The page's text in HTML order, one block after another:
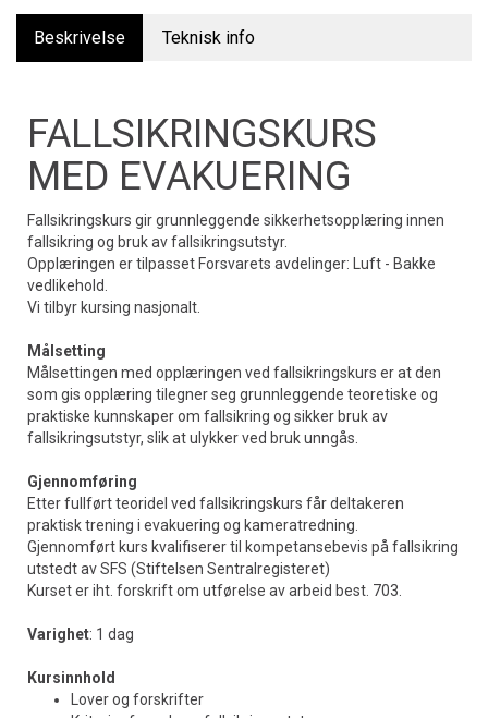
Beskrivelse Teknisk info
FALLSIKRINGSKURS
MED EVAKUERING
Fallsikringskurs gir grunnleggende sikkerhetsopplæring innen
fallsikring og bruk av fallsikringsutstyr.
Opplæringen er tilpasset Forsvarets avdelinger: Luft - Bakke
vedlikehold.
Vi tilbyr kursing nasjonalt.
Målsetting
Målsettingen med opplæringen ved fallsikringskurs er at den
som gis opplæring tilegner seg grunnleggende teoretiske og
praktiske kunnskaper om fallsikring og sikker bruk av
fallsikringsutstyr, slik at ulykker ved bruk unngås.
Gjennomføring
Etter fullført teoridel ved fallsikringskurs får deltakeren
praktisk trening i evakuering og kameratredning.
Gjennomført kurs kvalifiserer til kompetansebevis på fallsikring
utstedt av SFS (Stiftelsen Sentralregisteret)
Kurset er iht. forskrift om utførelse av arbeid best. 703.
Varighet: 1 dag
Kursinnhold
Lover og forskrifter